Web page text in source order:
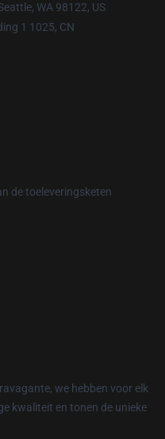
WA 98122, US
1 1025, CN
de toeleveringsketen
we hebben voor elk
kwaliteit en tonen de unieke